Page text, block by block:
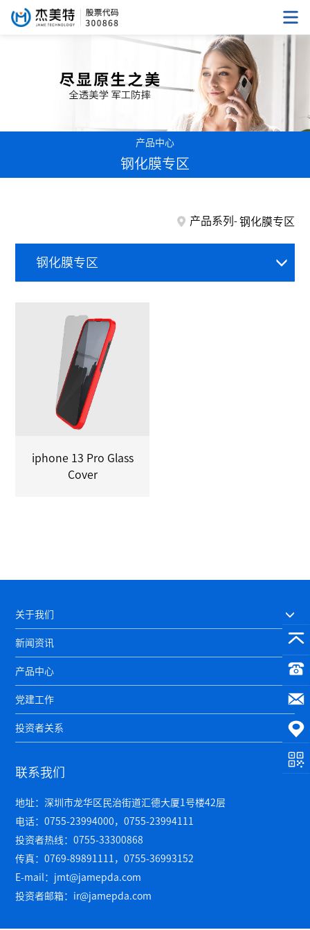
产品中心
钢化膜专区
产品系列 钢化膜专区
钢化膜专区
iphone 13 Pro Glass
Cover
关于我们
新闻资讯
产品中心
党建工作
投资者关系
联系我们
地址：深圳市龙华区民治街道汇德大厦1号楼42层
电话：0755-23994000，0755-23994111
投资者热线：0755-33300868
传真：0769-89891111，0755-36993152
E-mail：jmt@jamepda.com
投资者邮箱：ir@jamepda.com